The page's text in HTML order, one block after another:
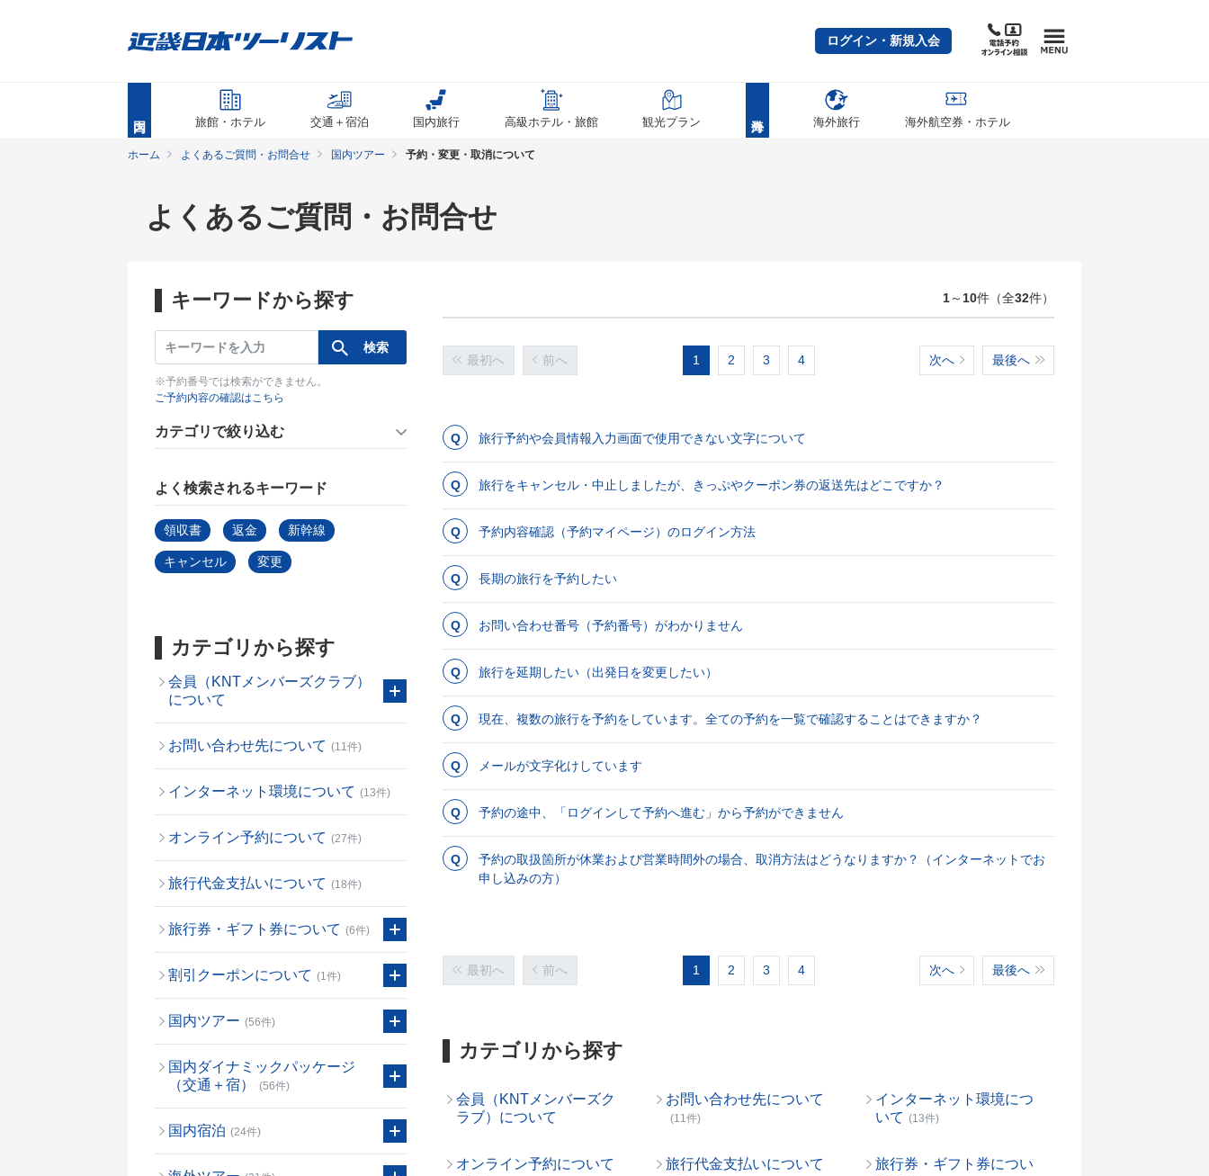
ログイン・新規入会
旅館・ホテル 交通＋宿泊 国内旅行 高級ホテル・旅館 観光プラン 海外旅行 海外航空券・ホテル
ホーム よくあるご質問・お問合せ 国内ツアー 予約・変更・取消について
よくあるご質問・お問合せ
キーワードから探す
※予約番号では検索ができません。
ご予約内容の確認はこちら
カテゴリで絞り込む
よく検索されるキーワード
領収書 返金 新幹線
キャンセル 変更
カテゴリから探す
会員（KNTメンバーズクラブ）
について
お問い合わせ先について (11件)
インターネット環境について (13件)
オンライン予約について (27件)
旅行代金支払いについて (18件)
旅行券・ギフト券について (6件)
割引クーポンについて (1件)
国内ツアー (56件)
国内ダイナミックパッケージ
（交通＋宿）
(56件)
国内宿泊 (24件)
1～ 10件（全32件）
最初へ 前へ 1 2 3 4 次へ 最後へ
旅行予約や会員情報入力画面で使用できない文字について
旅行をキャンセル・中止しましたが、きっぷやクーポン券の返送先はどこですか？
予約内容確認（予約マイページ）のログイン方法
長期の旅行を予約したい
お問い合わせ番号（予約番号）がわかりません
旅行を延期したい（出発日を変更したい）
現在、複数の旅行を予約をしています。全ての予約を一覧で確認することはできますか？
メールが文字化けしています
予約の途中、「ログインして予約へ進む」から予約ができません
予約の取扱箇所が休業および営業時間外の場合、取消方法はどうなりますか？（インターネットでお
申し込みの方）
最初へ 前へ 1 2 3 4 次へ 最後へ
カテゴリから探す
会員（KNTメンバーズク
ラブ）について
お問い合わせ先について
(11件)
インターネット環境につ
いて (13件)
オンライン予約について 旅行代金支払いについて
旅行券・ギフト券につい